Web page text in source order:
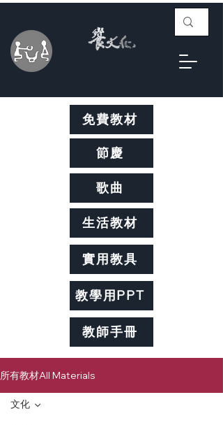
免費教材
實用教具
節慶
生活教材
歌曲
教學用PPT
教師手冊
所有教材All Materials
文化